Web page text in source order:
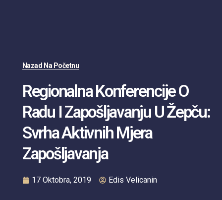
Nazad Na Početnu
Regionalna Konferencije O
Radu I Zapošljavanju U Žepču:
Svrha Aktivnih Mjera
Zapošljavanja
17 Oktobra, 2019 Edis Velicanin